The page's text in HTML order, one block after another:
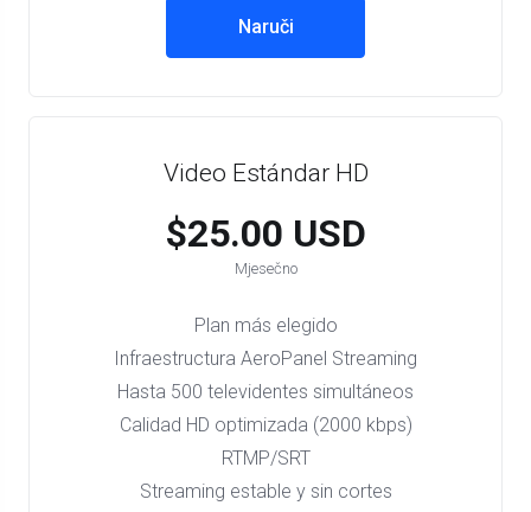
Naruči
Video Estándar HD
$25.00 USD
Mjesečno
Plan más elegido
Infraestructura AeroPanel Streaming
Hasta 500 televidentes simultáneos
Calidad HD optimizada (2000 kbps)
RTMP/SRT
Streaming estable y sin cortes